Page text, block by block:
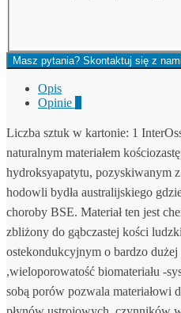
Masz pytania? Skontaktuj się z nami
Opis
Opinie
Liczba sztuk w kartonie: 1
naturalnym materiałem
hydroksyapatytu, pozyskiwanym
hodowli bydła australijskiego
choroby BSE. Materiał ten jest
zbliżony do gąbczastej kości
ostekondukcyjnym o bardzo
,wieloporowatość biomateriału -
sobą porów pozwala materiałowi